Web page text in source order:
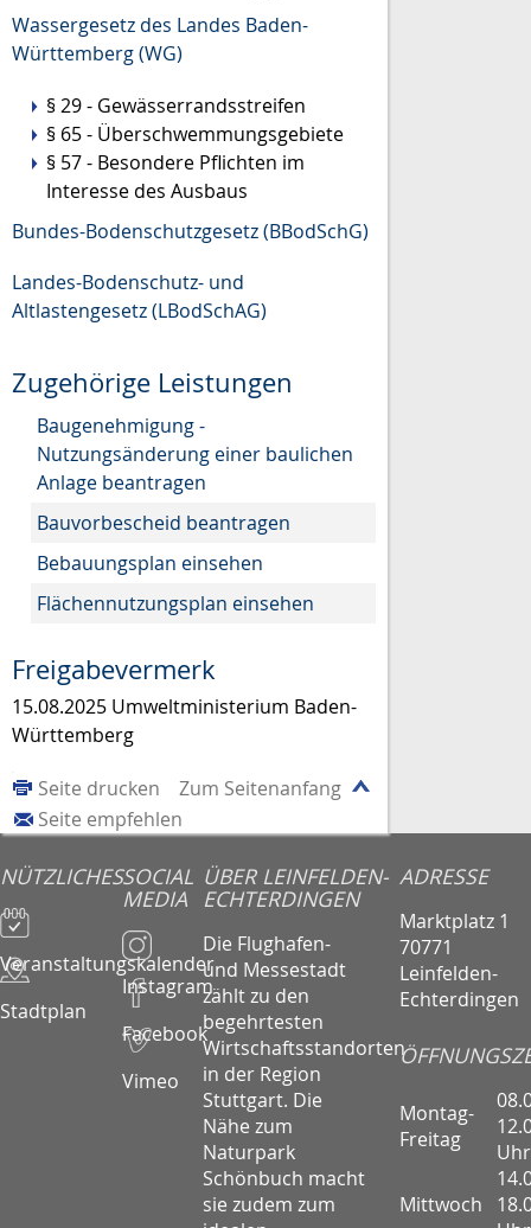
Wassergesetz des Landes Baden-
Württemberg (WG)
§ 29 - Gewässerrandsstreifen
§ 65 - Überschwemmungsgebiete
§ 57 - Besondere Pflichten im
Interesse des Ausbaus
Bundes-Bodenschutzgesetz (BBodSchG)
Landes-Bodenschutz- und
Altlastengesetz (LBodSchAG)
Zugehörige Leistungen
Baugenehmigung -
Nutzungsänderung einer baulichen
Anlage beantragen
Bauvorbescheid beantragen
Bebauungsplan einsehen
Flächennutzungsplan einsehen
Freigabevermerk
15.08.2025 Umweltministerium Baden-
Württemberg
Zum Seitenanfang
Seite drucken
Seite empfehlen
NÜTZLICHES
Veranstaltungskalender
Stadtplan
SOCIAL
MEDIA
Instagram
Facebook
Vimeo
ÜBER LEINFELDEN-
ECHTERDINGEN
Die Flughafen-
und Messestadt
zählt zu den
begehrtesten
Wirtschaftsstandorten
in der Region
Stuttgart. Die
Nähe zum
Naturpark
Schönbuch macht
sie zudem zum
ADRESSE
Marktplatz 1
70771
Leinfelden-
Echterdingen
Montag-
Freitag
Uhr
Mittwoch